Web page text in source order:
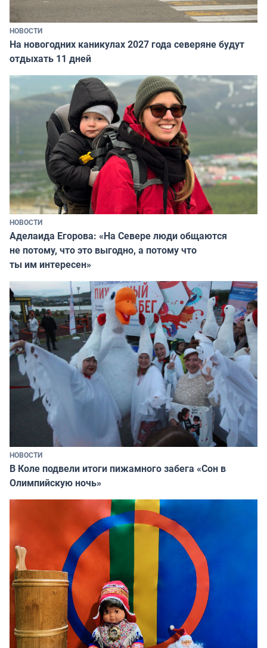
НОВОСТИ
На новогодних каникулах 2027 года северяне будут
отдыхать 11 дней
НОВОСТИ
Аделаида Егорова: «На Севере люди общаются
не потому, что это выгодно, а потому что
ты им интересен»
НОВОСТИ
В Коле подвели итоги пижамного забега «Сон в
Олимпийскую ночь»